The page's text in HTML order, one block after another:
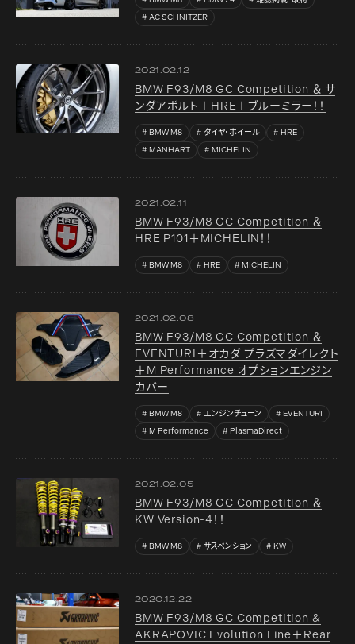
AC SCHNITZER
2021.02.12
BMW F93/M8 GC Competition ＆ サ
ンダアボルト＋HRE＋ブルーミラー！！
BMW M8 タイヤ・ホイール
HRE
MANHART
MICHELIN
2021.02.11
BMW F93/M8 GC Competition ＆
HRE P101＋MICHELIN！！
BMW M8 HRE MICHELIN
2021.02.08
BMW F93/M8 GC Competition ＆
EVENTURI＋オカダ プラズマダイレクト
＋M Performance オプションエンジン
カバー
BMW M8 エンジンチューン
EVENTURI
M Performance
PlasmaDirect
2021.02.05
BMW F93/M8 GC Competition ＆
KW Version-4！！
BMW M8 サスペンション KW
2020.12.22
BMW F93/M8 GC Competition &
AKRAPOVIC Evolution Line＋Rear